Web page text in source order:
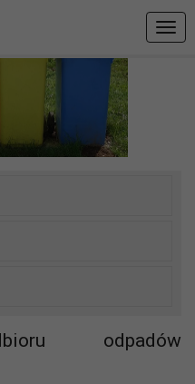
odpadów